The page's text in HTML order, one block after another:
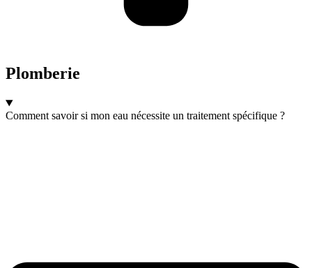
Plomberie
Comment savoir si mon eau nécessite un traitement spécifique ?